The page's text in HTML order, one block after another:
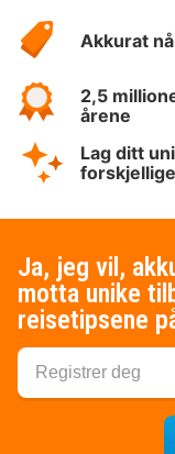
Hotelspecials
Akkurat
2,5
årene
Lag ditt
Ja, jeg vil,
motta unike
reisetipsene